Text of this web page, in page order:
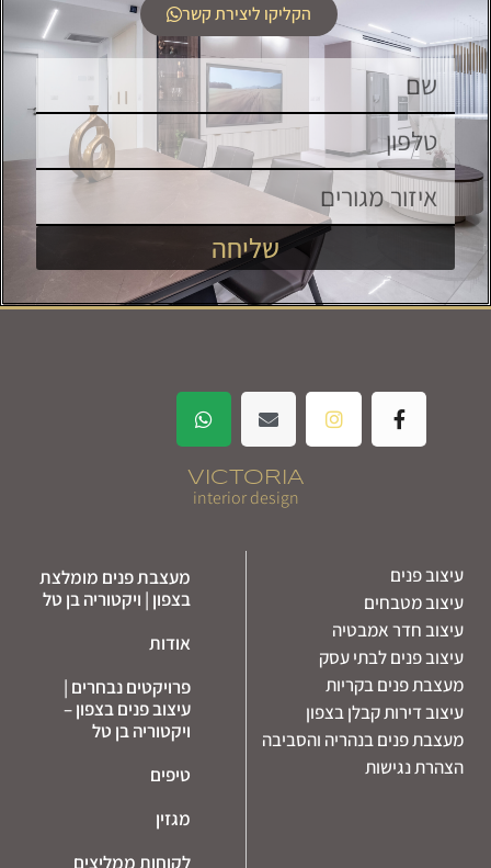
הקליקו ליצירת קשר
שליחה
מעצבת פנים מומלצת
בצפון | ויקטוריה בן טל
אודות
פרויקטים נבחרים |
עיצוב פנים בצפון –
ויקטוריה בן טל
טיפים
מגזין
לקוחות ממליצים
עיצוב פנים
עיצוב מטבחים
עיצוב חדר אמבטיה
עיצוב פנים לבתי עסק
מעצבת פנים בקריות
עיצוב דירות קבלן בצפון
מעצבת פנים בנהריה והסביבה
הצהרת נגישות
VICTORIA
interior design